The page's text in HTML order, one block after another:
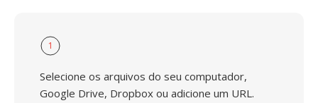
1
Selecione os arquivos do seu computador,
Google Drive, Dropbox ou adicione um URL.